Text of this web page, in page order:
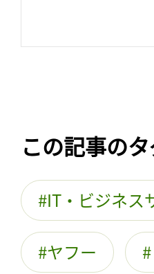
この記事の
IT・ビジネス
ヤフー